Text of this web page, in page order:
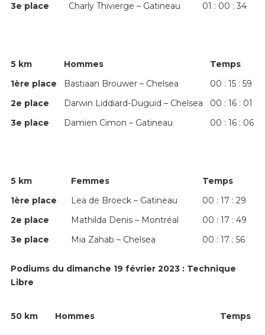
3e place Charly Thivierge – Gatineau 01 : 00 : 34
5 km Hommes
Temps
1ère place Bastiaan Brouwer – Chelsea
00 : 15 : 59
2e place Darwin Liddiard-Duguid – Chelsea
00 : 16 : 01
3e place Damien Cimon – Gatineau 00 : 16 : 06
5 km Femmes
Temps
1ère place Lea de Broeck – Gatineau
00 : 17 : 29
2e place Mathilda Denis – Montréal
00 : 17 : 49
3e place Mia Zahab – Chelsea 00 : 17 : 56
Podiums du dimanche 19 février 2023 : Technique
Libre
50 km Hommes Temps